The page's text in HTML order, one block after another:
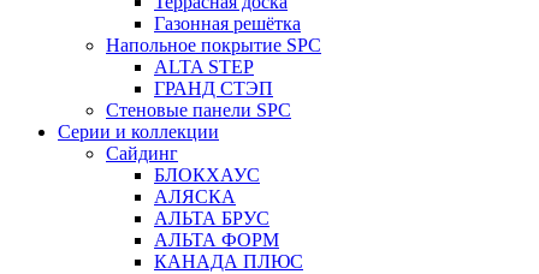
Газонная решётка
Напольное покрытие SPC
ALTA STEP
ГРАНД СТЭП
Стеновые панели SPC
Серии и коллекции
Сайдинг
БЛОКХАУС
АЛЯСКА
АЛЬТА БРУС
АЛЬТА ФОРМ
КАНАДА ПЛЮС